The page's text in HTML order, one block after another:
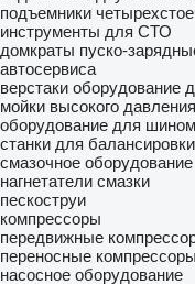
подъемники
инструменты для СТО
домкраты пуско-
автосервиса
верстаки оборудование
мойки высокого давления
оборудование для
станки для
смазочное оборудование
нагнетатели смазки
пескоструи
компрессоры
передвижные
переносные компрессоры
насосное оборудование